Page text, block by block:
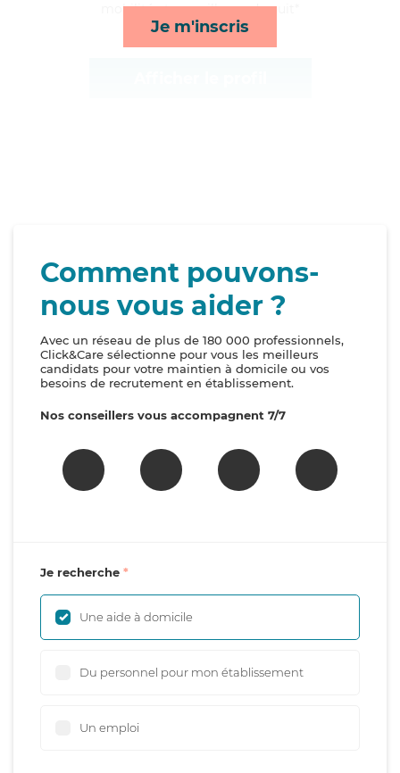
Je m'inscris
mobilité et surveillance de nuit*
Comment pouvons-
nous vous aider ?
Avec un réseau de plus de 180 000 professionnels,
Click&Care sélectionne pour vous les meilleurs
candidats pour votre maintien à domicile ou vos
besoins de recrutement en établissement.
Nos conseillers vous accompagnent 7/7
Je recherche
Une aide à domicile
Du personnel pour mon établissement
Un emploi